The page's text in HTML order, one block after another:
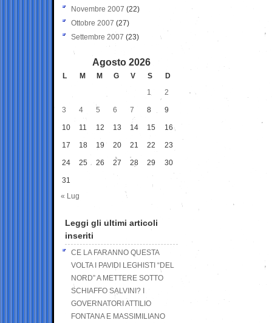
Novembre 2007 (22)
Ottobre 2007 (27)
Settembre 2007 (23)
Agosto 2026
L M M G V S
D
1
2
3 4 5 6 7 8 9
10 11 12 13 14 15 16
17 18 19 20 21 22 23
24 25 26 27 28 29 30
31
« Lug
Leggi gli ultimi articoli
inseriti
CE LA FARANNO QUESTA
VOLTA I PAVIDI LEGHISTI “DEL
NORD” A METTERE SOTTO
SCHIAFFO SALVINI? I
GOVERNATORI ATTILIO
FONTANA E MASSIMILIANO